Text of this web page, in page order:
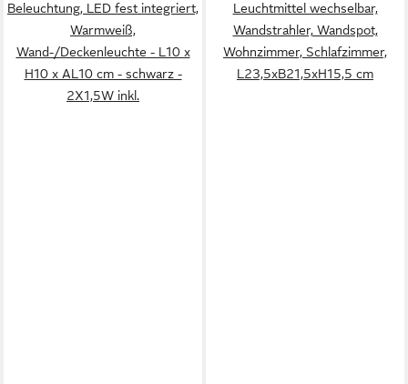
Beleuchtung, LED fest integriert,
Warmweiß,
Wand-/Deckenleuchte - L10 x
H10 x AL10 cm - schwarz -
2X1,5W inkl.
Leuchtmittel wechselbar,
Wandstrahler, Wandspot,
Wohnzimmer, Schlafzimmer,
L23,5xB21,5xH15,5 cm